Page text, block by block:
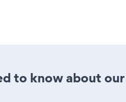
to know about